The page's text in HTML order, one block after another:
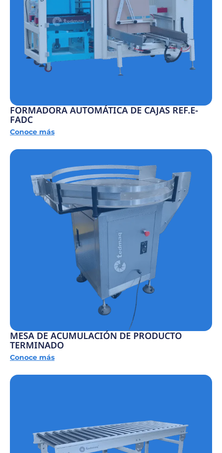
FORMADORA AUTOMÁTICA DE CAJAS REF.E-
FADC
Conoce más
MESA DE ACUMULACIÓN DE PRODUCTO
TERMINADO
Conoce más